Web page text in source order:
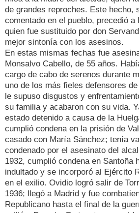
de grandes reproches. Este hecho,
comentado en el pueblo, precedió a
quien fue sustituido por don
mejor sintonía con los asesinos.
En estas mismas fechas fue
Monsalvo Cabello, de 55 años.
cargo de cabo de serenos durante
uno de los más fieles defensores
le supuso disgustos y
su familia y acabaron con su vida.
estado detenido a causa de la
cumplió condena en la prisión de
casado con María Sánchez; tenía
condenado por el asesinato del
1932, cumplió condena en Santoña
indultado y se incorporó al Ejército
en el exilio. Ovidio logró salir de
1936; llegó a Madrid y fue
Republicano hasta el final de la